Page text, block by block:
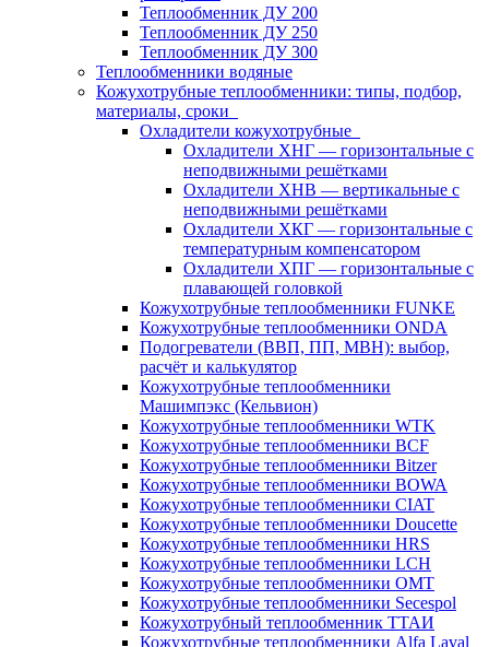
Теплообменник ДУ 200
Теплообменник ДУ 250
Теплообменник ДУ 300
Теплообменники водяные
Кожухотрубные теплообменники: типы, подбор,
материалы, сроки
Охладители кожухотрубные
Охладители ХНГ — горизонтальные с
неподвижными решётками
Охладители ХНВ — вертикальные с
неподвижными решётками
Охладители ХКГ — горизонтальные с
температурным компенсатором
Охладители ХПГ — горизонтальные с
плавающей головкой
Кожухотрубные теплообменники FUNKE
Кожухотрубные теплообменники ONDA
Подогреватели (ВВП, ПП, МВН): выбор,
расчёт и калькулятор
Кожухотрубные теплообменники
Машимпэкс (Кельвион)
Кожухотрубные теплообменники WTK
Кожухотрубные теплообменники BCF
Кожухотрубные теплообменники Bitzer
Кожухотрубные теплообменники BOWA
Кожухотрубные теплообменники CIAT
Кожухотрубные теплообменники Doucette
Кожухотрубные теплообменники HRS
Кожухотрубные теплообменники LCH
Кожухотрубные теплообменники OMT
Кожухотрубные теплообменники Secespol
Кожухотрубный теплообменник ТТАИ
Кожухотрубные теплообменники Alfa Laval